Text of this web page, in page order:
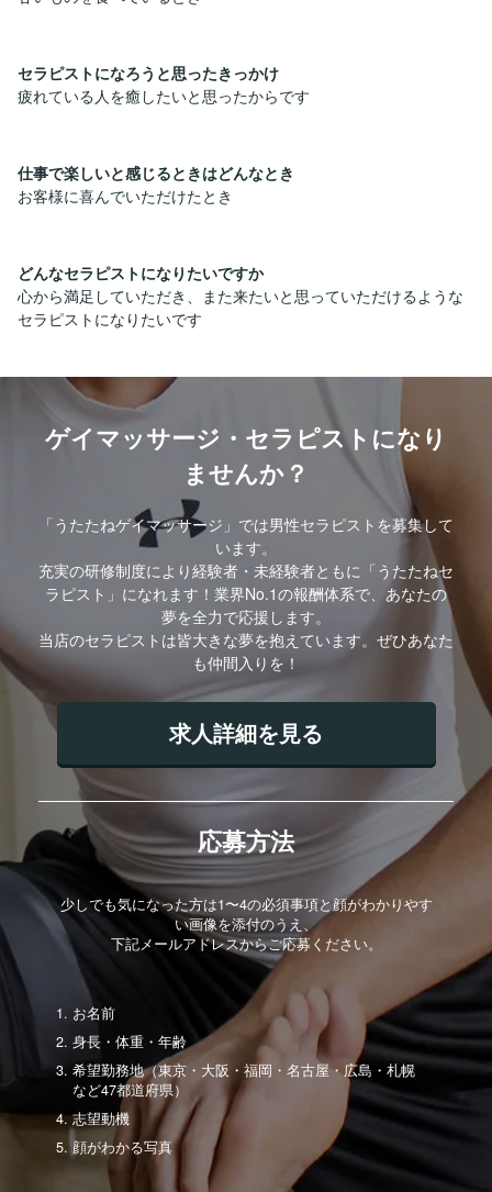
セラピストになろうと思ったきっかけ
疲れている人を癒したいと思ったからです
仕事で楽しいと感じるときはどんなとき
お客様に喜んでいただけたとき
どんなセラピストになりたいですか
心から満足していただき、また来たいと思っていただけるような
セラピストになりたいです
ゲイマッサージ・セラピストになり
ませんか？
「うたたねゲイマッサージ」では男性セラピストを募集して
います。
充実の研修制度により経験者・未経験者ともに「うたたねセ
ラピスト」になれます！業界No.1の報酬体系で、あなたの
夢を全力で応援します。
当店のセラピストは皆大きな夢を抱えています。ぜひあなた
も仲間入りを！
求人詳細を見る
応募方法
少しでも気になった方は1〜4の必須事項と顔がわかりやす
い画像を添付のうえ、
下記メールアドレスからご応募ください。
お名前
身長・体重・年齢
希望勤務地（東京・大阪・福岡・名古屋・広島・札幌
など47都道府県）
志望動機
顔がわかる写真